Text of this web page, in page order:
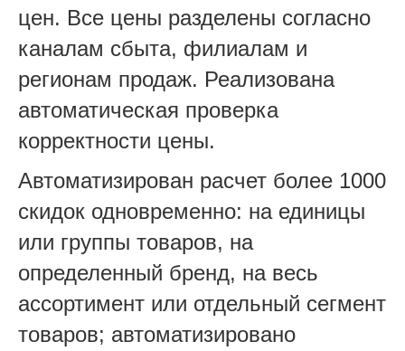
цен. Все цены разделены согласно
каналам сбыта, филиалам и
регионам продаж. Реализована
автоматическая проверка
корректности цены.
Автоматизирован расчет более 1000
скидок одновременно: на единицы
или группы товаров, на
определенный бренд, на весь
ассортимент или отдельный сегмент
товаров; автоматизировано